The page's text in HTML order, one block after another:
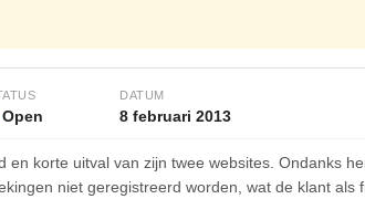
Open
DATUM
8 februari 2013
korte uitval van zijn twee websites. Ondanks
niet geregistreerd worden, wat de klant als